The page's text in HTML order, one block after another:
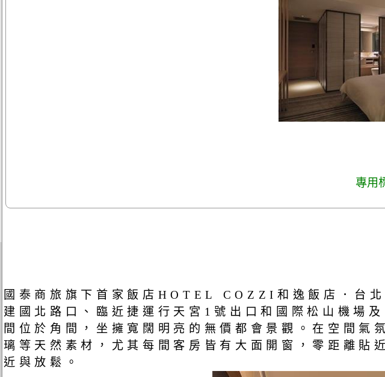
專用
國泰商旅旗下首家飯店HOTEL COZZI和逸飯店．台
建國北路口、臨近捷運行天宮1號出口和國際松山機場
間位於角間，坐擁寬闊明亮的無價都會景觀。在空間氣
璃等天然素材，尤其每間客房皆有大面開窗，零距離貼
近與放鬆。